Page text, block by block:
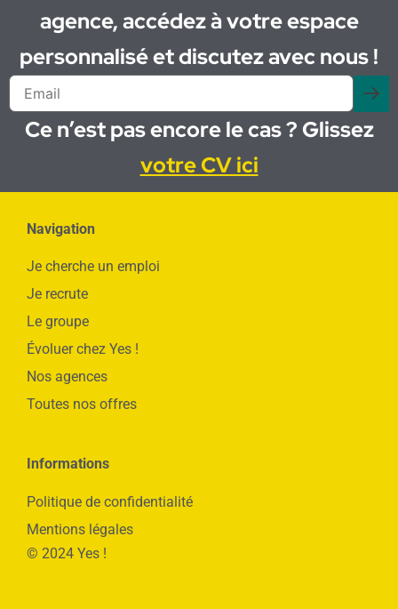
agence, accédez à votre espace
personnalisé et discutez avec nous !
Ce n’est pas encore le cas ? Glissez
votre CV ici
Navigation
Je cherche un emploi
Je recrute
Le groupe
Évoluer chez Yes !
Nos agences
Toutes nos offres
Informations
Politique de confidentialité
Mentions légales
© 2024 Yes !